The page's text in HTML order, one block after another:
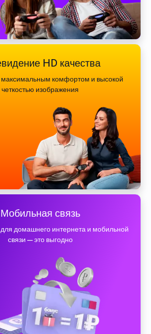
HD качества
максимальным комфортом и высокой
четкостью изображения
Мобильная связь
домашнего интернета и мобильной
связи — это выгодно